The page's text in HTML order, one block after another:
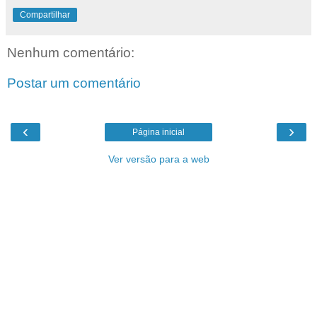
Compartilhar
Nenhum comentário:
Postar um comentário
‹ ›
Página inicial
Ver versão para a web